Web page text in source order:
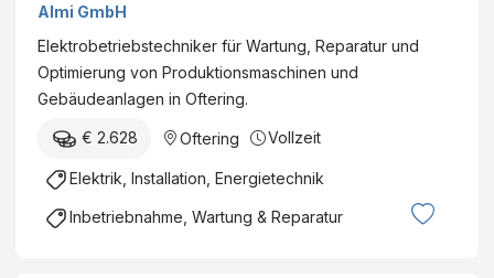
Almi GmbH
Elektrobetriebstechniker für Wartung, Reparatur und
Optimierung von Produktionsmaschinen und
Gebäudeanlagen in Oftering.
€ 2.628 Oftering Vollzeit
Elektrik, Installation, Energietechnik
Inbetriebnahme, Wartung & Reparatur